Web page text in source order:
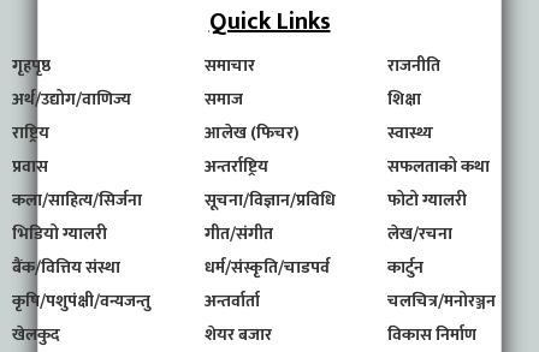
Quick Links
गृहपृष्ठ समाचार
राजनीति
अर्थ/उद्योग/वाणिज्य
समाज
शिक्षा
राष्ट्रिय
आलेख (फिचर)
स्वास्थ्य
प्रवास
अन्तर्राष्ट्रिय
सफलताको कथा
कला/साहित्य/सिर्जना
सूचना/विज्ञान/प्रविधि
फोटो ग्यालरी
भिडियो ग्यालरी
गीत/संगीत
लेख/रचना
बैंक/वित्तिय संस्था
धर्म/संस्कृति/चाडपर्व
कार्टुन
कृषि/पशुपंक्षी/वन्यजन्तु
अन्तर्वार्ता
चलचित्र/मनोरञ्जन
खेलकुद
शेयर बजार
विकास निर्माण